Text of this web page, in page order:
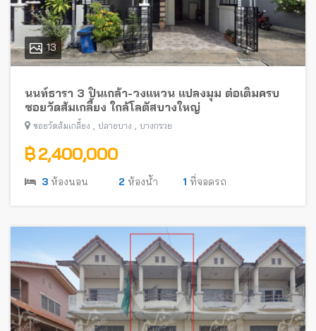
13
นนท์ธารา 3 ปิ่นเกล้า-วงแหวน แปลงมุม ต่อเติมครบ
ซอยวัดส้มเกลี้ยง ใกล้โลตัสบางใหญ่
ซอยวัดส้มเกลี้ยง , ปลายบาง , บางกรวย
฿ 2,400,000
3 ห้องนอน 2 ห้องน้ำ 1 ที่จอดรถ